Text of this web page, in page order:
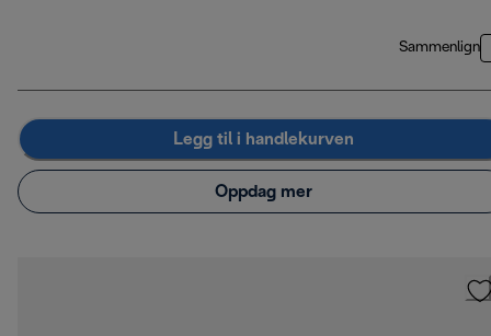
Sammenlign
Legg til i handlekurven
Oppdag mer